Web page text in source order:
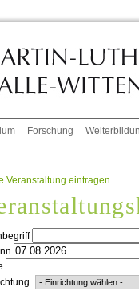
Forschung
Veranstaltung eintragen